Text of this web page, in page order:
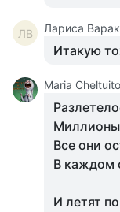
ЛВ Лариса
Итакую
Maria
Миллионы
Все они
В каждом
И летят